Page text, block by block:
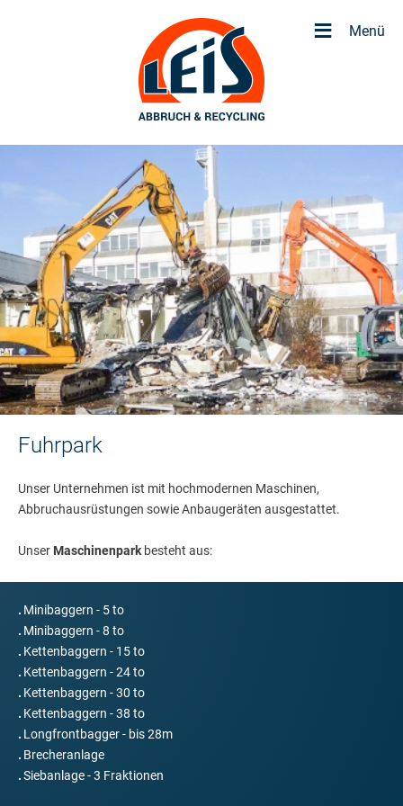
≡ Menü
Fuhrpark
Unser Unternehmen ist mit hochmodernen Maschinen,
Abbruchausrüstungen sowie Anbaugeräten ausgestattet.
Unser Maschinenpark besteht aus:
Minibaggern - 5 to
Minibaggern - 8 to
Kettenbaggern - 15 to
Kettenbaggern - 24 to
Kettenbaggern - 30 to
Kettenbaggern - 38 to
Longfrontbagger - bis 28m
Brecheranlage
Siebanlage - 3 Fraktionen